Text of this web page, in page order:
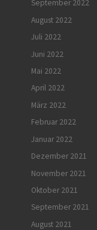
September 2022
August 2022
Juli 2022
Juni 2022
Mai 2022
April 2022
März 2022
Februar 2022
Januar 2022
Dezember 2021
November 2021
Oktober 2021
September 2021
August 2021